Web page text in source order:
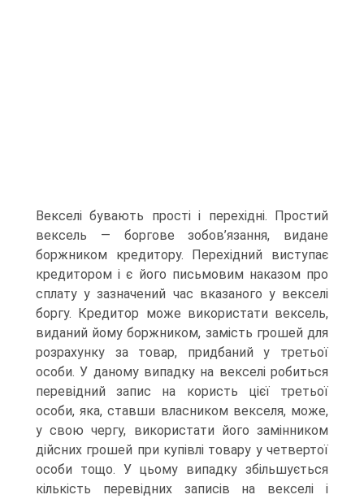
Векселі бувають прості і перехідні. Простий
вексель — боргове зобов’язання, видане
боржником кредитору. Перехідний виступає
кредитором і є його письмовим наказом про
сплату у зазначений час вказаного у векселі
боргу. Кредитор може використати вексель,
виданий йому боржником, замість грошей для
розрахунку за товар, придбаний у третьої
особи. У даному випадку на векселі робиться
перевідний запис на користь цієї третьої
особи, яка, ставши власником векселя, може,
у свою чергу, використати його замінником
дійсних грошей при купівлі товару у четвертої
особи тощо. У цьому випадку збільшується
кількість перевідних записів на векселі і